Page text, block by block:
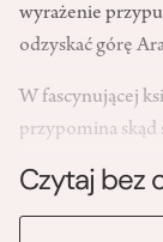
wyrażenie
odzyskać górę
W fascynującej
przypomina
Czytaj bez